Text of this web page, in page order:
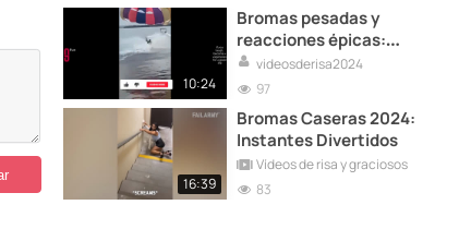
10:24
Bromas pesadas y
reacciones épicas:
diversión sin fin
videosderisa2024
97
16:39
Bromas Caseras 2024:
Instantes Divertidos
Vídeos de risa y graciosos
83